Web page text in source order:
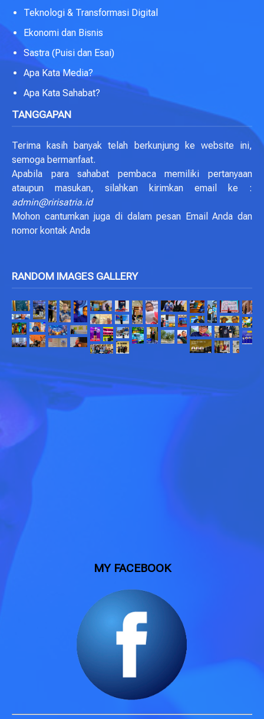
Teknologi & Transformasi Digital
Ekonomi dan Bisnis
Sastra (Puisi dan Esai)
Apa Kata Media?
Apa Kata Sahabat?
TANGGAPAN
Terima kasih banyak telah berkunjung ke website ini,
semoga bermanfaat.
Apabila para sahabat pembaca memiliki pertanyaan
ataupun masukan, silahkan kirimkan email ke :
admin@ririsatria.id
Mohon cantumkan juga di dalam pesan Email Anda dan
nomor kontak Anda
RANDOM IMAGES GALLERY
MY FACEBOOK